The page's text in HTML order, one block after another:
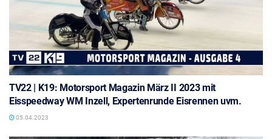
TV22 | K19: Motorsport Magazin März II 2023 mit
Eisspeedway WM Inzell, Expertenrunde Eisrennen uvm.
05.04.2023